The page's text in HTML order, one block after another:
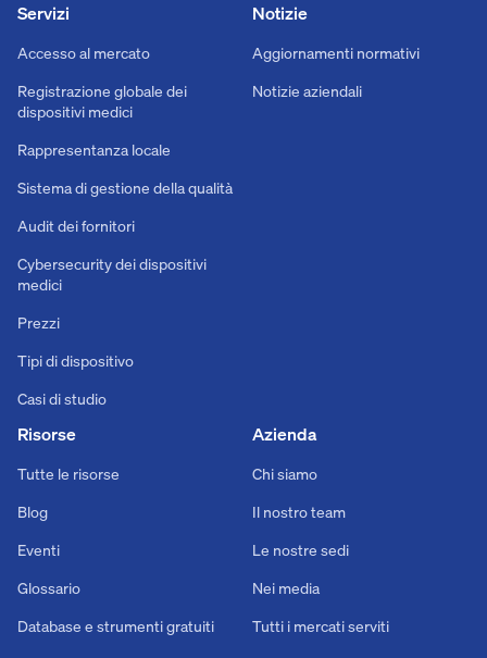
Notizie
Aggiornamenti normativi
Notizie aziendali
Servizi
Accesso al mercato
Registrazione globale dei
dispositivi medici
Rappresentanza locale
Sistema di gestione della qualità
Audit dei fornitori
Cybersecurity dei dispositivi
medici
Prezzi
Tipi di dispositivo
Casi di studio
Risorse
Tutte le risorse
Blog
Eventi
Glossario
Database e strumenti gratuiti
Azienda
Chi siamo
Il nostro team
Le nostre sedi
Nei media
Tutti i mercati serviti